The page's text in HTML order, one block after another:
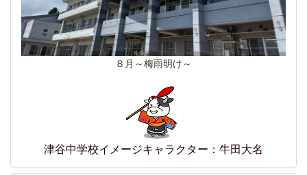
８月～梅雨明け～
津谷中学校イメージキャラクター：牛田大名